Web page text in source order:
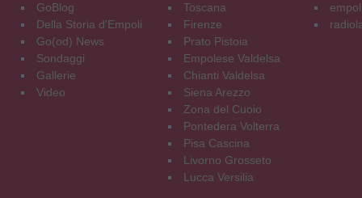
GoBlog
Della Storia d'Empoli
Go(od) News
Sondaggi
Gallerie
Video
Toscana
Firenze
Prato Pistoia
Empolese Valdelsa
Chianti Valdelsa
Siena Arezzo
Zona del Cuoio
Pontedera Volterra
Pisa Cascina
Livorno Grosseto
Lucca Versilia